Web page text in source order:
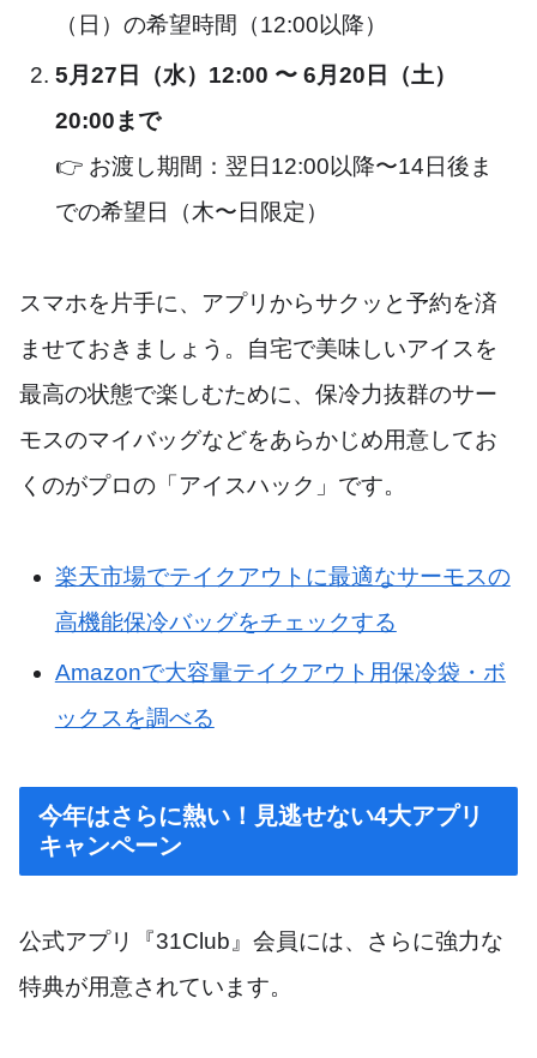
（日）の希望時間（12:00以降）
5月27日（水）12:00 〜 6月20日（土）
20:00まで
👉 お渡し期間：翌日12:00以降〜14日後ま
での希望日（木〜日限定）
スマホを片手に、アプリからサクッと予約を済
ませておきましょう。自宅で美味しいアイスを
最高の状態で楽しむために、保冷力抜群のサー
モスのマイバッグなどをあらかじめ用意してお
くのがプロの「アイスハック」です。
楽天市場でテイクアウトに最適なサーモスの
高機能保冷バッグをチェックする
Amazonで大容量テイクアウト用保冷袋・ボ
ックスを調べる
今年はさらに熱い！見逃せない4大アプリ
キャンペーン
公式アプリ『31Club』会員には、さらに強力な
特典が用意されています。